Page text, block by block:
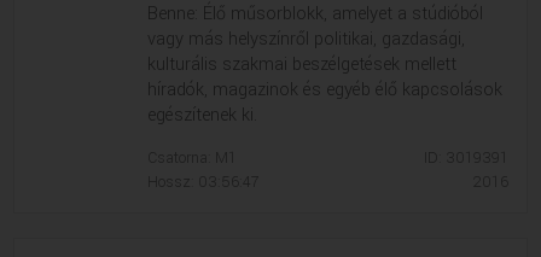
Benne: Élő műsorblokk, amelyet a stúdióból
vagy más helyszínről politikai, gazdasági,
kulturális szakmai beszélgetések mellett
híradók, magazinok és egyéb élő kapcsolások
egészítenek ki.
Csatorna: M1
Hossz: 03:56:47